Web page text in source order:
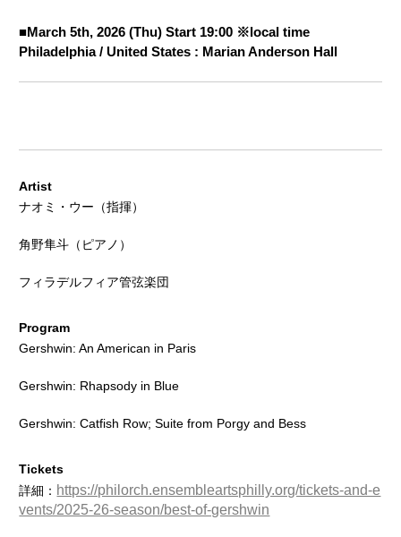
■March 5th, 2026 (Thu) Start 19:00 ※local time
Philadelphia / United States : Marian Anderson Hall
Artist
ナオミ・ウー（指揮）
角野隼斗（ピアノ）
フィラデルフィア管弦楽団
Program
Gershwin: An American in Paris
Gershwin: Rhapsody in Blue
Gershwin: Catfish Row; Suite from Porgy and Bess
Tickets
詳細： https://philorch.ensembleartsphilly.org/tickets-and-e
vents/2025-26-season/best-of-gershwin